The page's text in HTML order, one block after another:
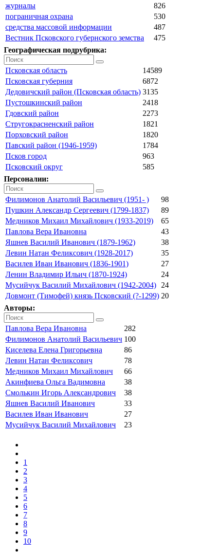
журналы
826
пограничная охрана
530
средства массовой информации
487
Вестник Псковского губернского земства
475
Географическая подрубрика:
Псковская область
14589
Псковская губерния
6872
Дедовичский район (Псковская область) 3135
Пустошкинский район
2418
Гдовский район
2273
Стругокрасненский район
1821
Порховский район
1820
Павский район (1946-1959)
1784
Псков город
963
Псковский округ
585
Персоналии:
Филимонов Анатолий Васильевич (1951- )
98
Пушкин Александр Сергеевич (1799-1837)
89
Медников Михаил Михайлович (1933-2019)
65
Павлова Вера Ивановна
43
Яшнев Василий Иванович (1879-1962)
38
Левин Натан Феликсович (1928-2017)
35
Василев Иван Иванович (1836-1901)
27
Ленин Владимир Ильич (1870-1924)
24
Мусийчук Василий Михайлович (1942-2004)
24
Довмонт (Тимофей) князь Псковский (?-1299) 20
Авторы:
Павлова Вера Ивановна
282
Филимонов Анатолий Васильевич 100
Киселева Елена Григорьевна
86
Левин Натан Феликсович
78
Медников Михаил Михайлович
66
Акинфиева Ольга Вадимовна
38
Смолькин Игорь Александрович
38
Яшнев Василий Иванович
33
Василев Иван Иванович
27
Мусийчук Василий Михайлович
23
1
2
3
4
5
6
7
8
9
10